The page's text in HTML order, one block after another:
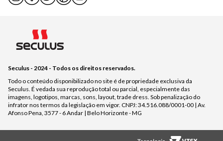
Seculus - 2024 - Todos os direitos reservados.
Todo o conteúdo disponibilizado no site é de propriedade exclusiva da
Seculus. É vedada sua reprodução total ou parcial, especialmente das
imagens, logotipos, marcas, sons, layout, trade dress. Sob penalização do
infrator nos termos da legislação em vigor. CNPJ: 34.516.088/0001-00 | Av.
Afonso Pena, 3577 - 6 Andar | Belo Horizonte - MG